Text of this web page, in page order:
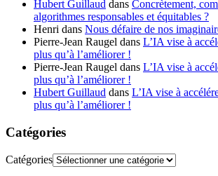
Hubert Guillaud dans Concrètement,
algorithmes responsables et équitables ?
Henri dans Nous défaire de nos
Pierre-Jean Raugel dans L’IA vise à
plus qu’à l’améliorer !
Pierre-Jean Raugel dans L’IA vise à
plus qu’à l’améliorer !
Hubert Guillaud dans L’IA vise à
plus qu’à l’améliorer !
Catégories
Catégories